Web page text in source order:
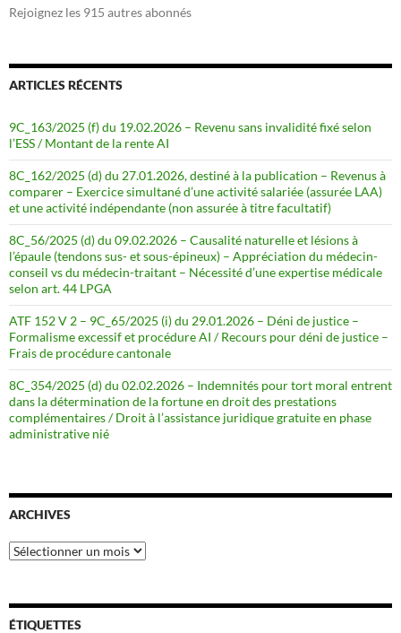
Rejoignez les 915 autres abonnés
ARTICLES RÉCENTS
9C_163/2025 (f) du 19.02.2026 – Revenu sans invalidité fixé selon
l’ESS / Montant de la rente AI
8C_162/2025 (d) du 27.01.2026, destiné à la publication – Revenus à
comparer – Exercice simultané d’une activité salariée (assurée LAA)
et une activité indépendante (non assurée à titre facultatif)
8C_56/2025 (d) du 09.02.2026 – Causalité naturelle et lésions à
l’épaule (tendons sus- et sous-épineux) – Appréciation du médecin-
conseil vs du médecin-traitant – Nécessité d’une expertise médicale
selon art. 44 LPGA
ATF 152 V 2 – 9C_65/2025 (i) du 29.01.2026 – Déni de justice –
Formalisme excessif et procédure AI / Recours pour déni de justice –
Frais de procédure cantonale
8C_354/2025 (d) du 02.02.2026 – Indemnités pour tort moral entrent
dans la détermination de la fortune en droit des prestations
complémentaires / Droit à l’assistance juridique gratuite en phase
administrative nié
ARCHIVES
Archives
ÉTIQUETTES